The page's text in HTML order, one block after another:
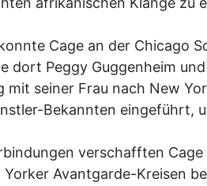
Cage an der Chicago
dort Peggy Guggenheim
mit seiner Frau nach New
Bekannten eingeführt,
verschafften Cage
Yorker Avantgarde-Kreisen